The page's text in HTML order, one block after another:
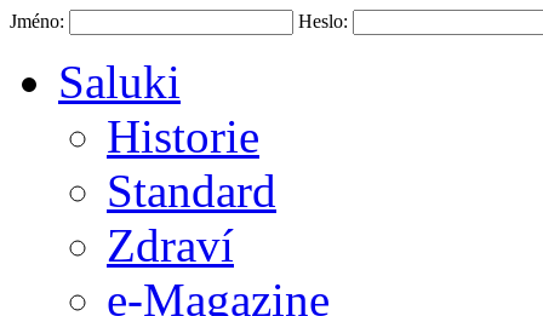
Jméno: Heslo:
Saluki
Historie
Standard
Zdraví
e-Magazine